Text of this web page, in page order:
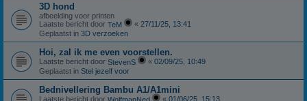
3D hond
afbeelding voor printen
Laatste bericht door TeM « 27/11/25, 13:41
Geplaatst in 3D verzoeken
Hoi, zal ik me even voorstellen.
Laatste bericht door StevenS « 02/09/25, 10:49
Geplaatst in Stel jezelf voor
Bednivellering Bambu A1/A1mini
Laatste bericht door « 01/06/25, 15:13